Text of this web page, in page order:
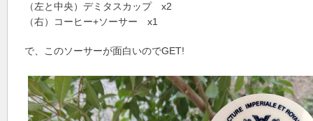
（左と中央）デミタスカップ x2
（右）コーヒー+ソーサー x1
で、このソーサーが面白いのでGET!